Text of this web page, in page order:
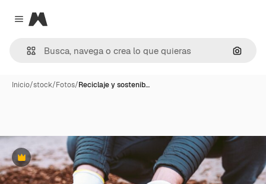
Close menu
Magnific
Inicio/stock/Fotos/Reciclaje y sostenib…
Premium